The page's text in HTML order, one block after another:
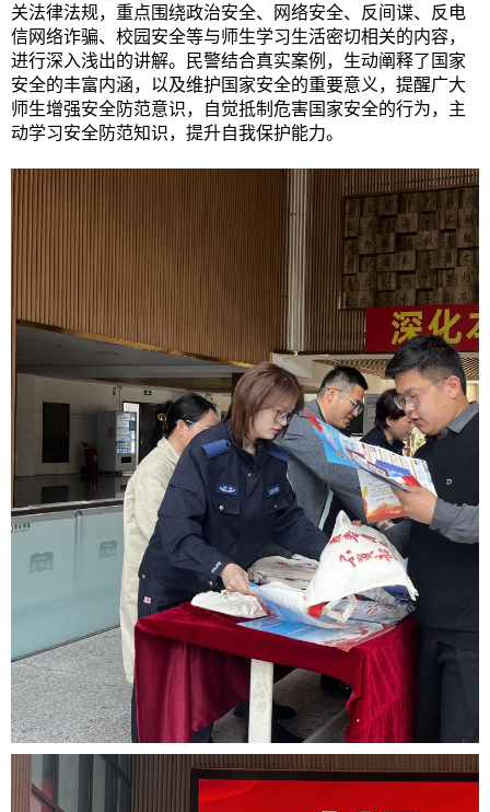
关法律法规，重点围绕政治安全、网络安全、反间谍、反电
信网络诈骗、校园安全等与师生学习生活密切相关的内容，
进行深入浅出的讲解。民警结合真实案例，生动阐释了国家
安全的丰富内涵，以及维护国家安全的重要意义，提醒广大
师生增强安全防范意识，自觉抵制危害国家安全的行为，主
动学习安全防范知识，提升自我保护能力。